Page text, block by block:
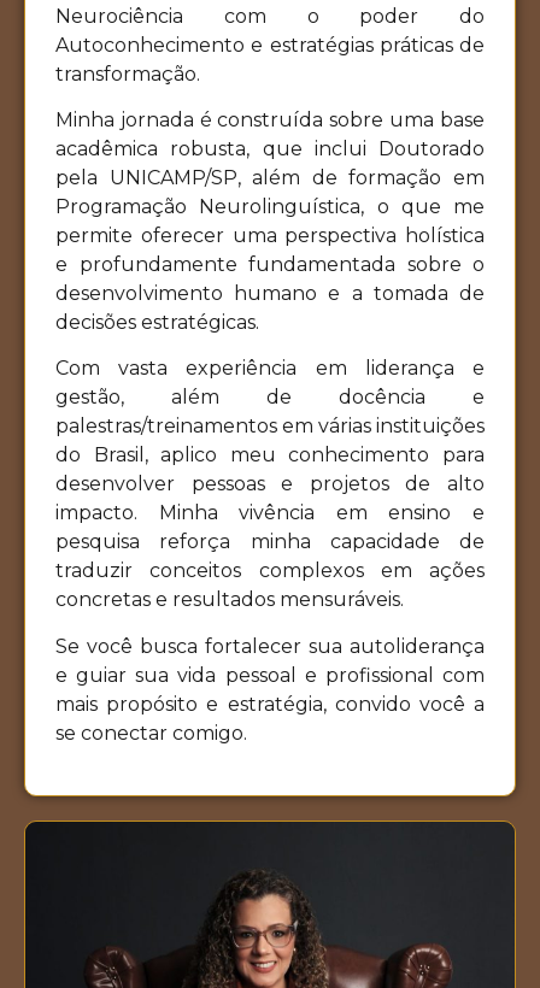
Neurociência com o poder do
Autoconhecimento e estratégias práticas de
transformação.
Minha jornada é construída sobre uma base
acadêmica robusta, que inclui Doutorado
pela UNICAMP/SP, além de formação em
Programação Neurolinguística, o que me
permite oferecer uma perspectiva holística
e profundamente fundamentada sobre o
desenvolvimento humano e a tomada de
decisões estratégicas.
Com vasta experiência em liderança e
gestão, além de docência e
palestras/treinamentos em várias instituições
do Brasil, aplico meu conhecimento para
desenvolver pessoas e projetos de alto
impacto. Minha vivência em ensino e
pesquisa reforça minha capacidade de
traduzir conceitos complexos em ações
concretas e resultados mensuráveis.
Se você busca fortalecer sua autoliderança
e guiar sua vida pessoal e profissional com
mais propósito e estratégia, convido você a
se conectar comigo.